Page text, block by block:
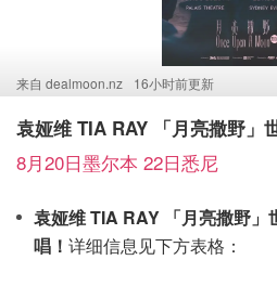
来自 dealmoon.nz 16小时前更新
袁娅维 TIA RAY 「月亮撒野」
8月20日墨尔本 22日悉尼
袁娅维 TIA RAY 「月亮撒野」
唱！ 详细信息见下方表格：